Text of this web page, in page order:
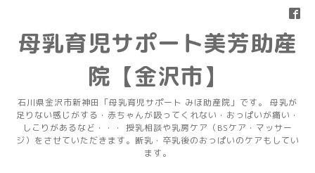
母乳育児サポート美芳助産
院【金沢市】
石川県金沢市新神田「母乳育児サポート みほ助産院」です。 母乳が
足りない感じがする・赤ちゃんが吸ってくれない・おっぱいが痛い・
しこりがあるなど・・・ 授乳相談や乳房ケア（BSケア・マッサー
ジ）をさせていただきます。断乳・卒乳後のおっぱいのケアもしてい
ます。